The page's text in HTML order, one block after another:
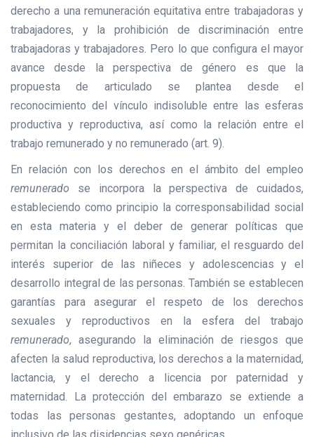
derecho a una remuneración equitativa entre trabajadoras y
trabajadores, y la prohibición de discriminación entre
trabajadoras y trabajadores. Pero lo que configura el mayor
avance desde la perspectiva de género es que la
propuesta de articulado se plantea desde el
reconocimiento del vínculo indisoluble entre las esferas
productiva y reproductiva, así como la relación entre el
trabajo remunerado y no remunerado (art. 9).
En relación con los derechos en el ámbito del empleo
remunerado se incorpora la perspectiva de cuidados,
estableciendo como principio la corresponsabilidad social
en esta materia y el deber de generar políticas que
permitan la conciliación laboral y familiar, el resguardo del
interés superior de las niñeces y adolescencias y el
desarrollo integral de las personas. También se establecen
garantías para asegurar el respeto de los derechos
sexuales y reproductivos en la esfera del trabajo
remunerado, asegurando la eliminación de riesgos que
afecten la salud reproductiva, los derechos a la maternidad,
lactancia, y el derecho a licencia por paternidad y
maternidad. La protección del embarazo se extiende a
todas las personas gestantes, adoptando un enfoque